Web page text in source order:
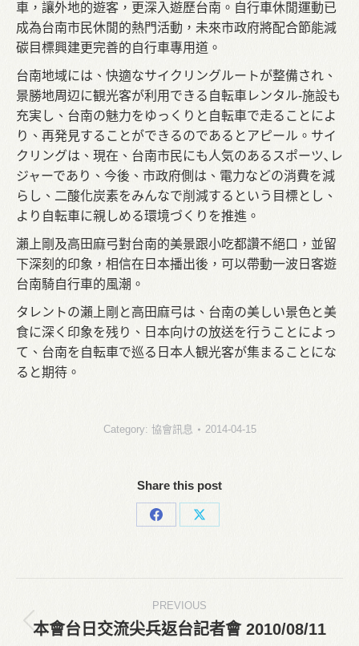
車，讓外地的遊客，更深入遊歷台南。自行車休閒運動已
成為台南市民休閒的熱門活動，未來市政府將配合節能減
碳目標興建更完善的自行車專用道。
台南地域には、快適なサイクリングルートが整備され、
景勝地周辺に観光客が利用できる自転車レンタル-施設も
充実し、台南の魅力をゆっくりと自転車で走ることによ
り、再発見することができるのであるとアピール。サイ
クリングは、現在、台南市民にも人気のあるスポーツ､レ
ジャーであり、今後、市政府側は、電力などの消費を減
らし、二酸化炭素をみんなで削減するという目標とし、
より自転車に親しめる環境づくりを推進。
瀨上剛及高田麻弓對台南的美景跟小吃都讚不絕口，並留
下深刻的印象，相信在日本播出後，可以帶動一波日客遊
台南騎自行車的風潮。
タレントの瀨上剛と高田麻弓は、台南の美しい景色と美
食に深く印象を残り、日本向けの放送を行うことによっ
て、台南を自転車で巡る日本人観光客が集まることにな
ると期待。
Category: 協會訊息 2014-04-15
Share this post
Share
Share
navigation
PREVIOUS
Previous
本會台日交流尖兵返台記者會 2010/08/11